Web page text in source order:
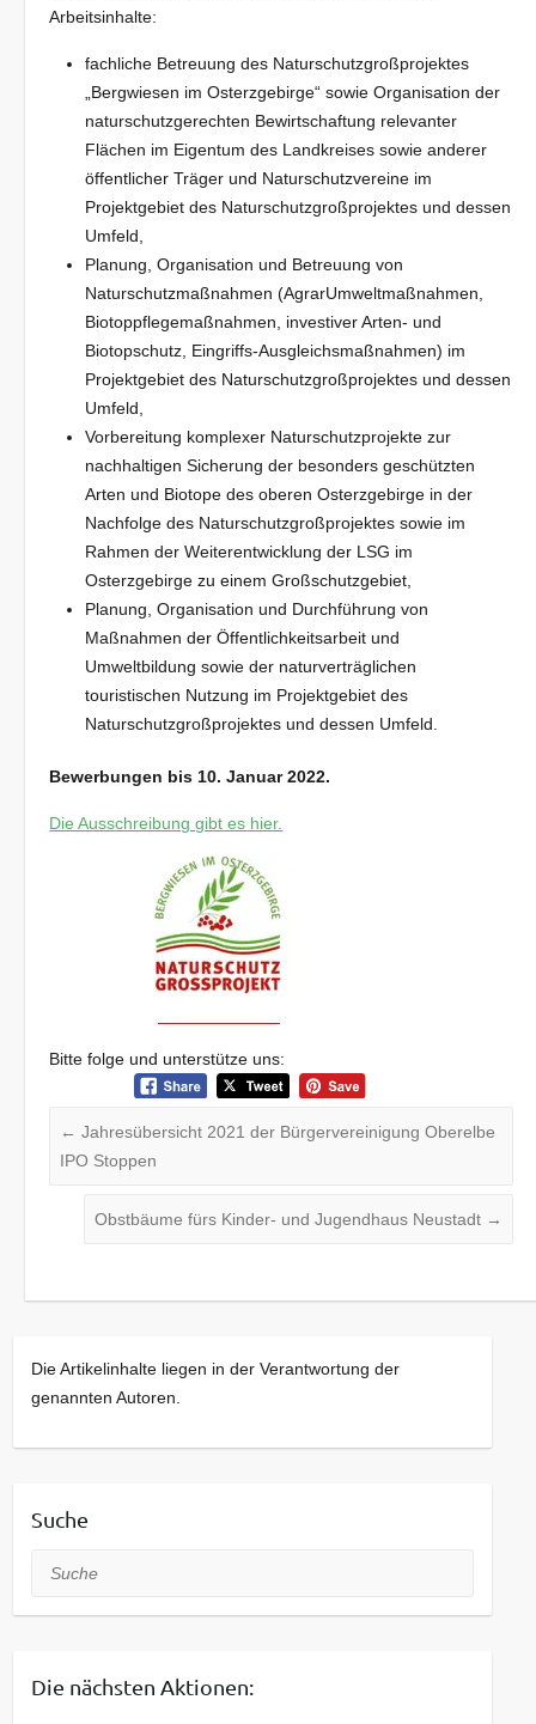
Arbeitsinhalte:
fachliche Betreuung des Naturschutzgroßprojektes
„Bergwiesen im Osterzgebirge“ sowie Organisation der
naturschutzgerechten Bewirtschaftung relevanter
Flächen im Eigentum des Landkreises sowie anderer
öffentlicher Träger und Naturschutzvereine im
Projektgebiet des Naturschutzgroßprojektes und dessen
Umfeld,
Planung, Organisation und Betreuung von
Naturschutzmaßnahmen (AgrarUmweltmaßnahmen,
Biotoppflegemaßnahmen, investiver Arten- und
Biotopschutz, Eingriffs-Ausgleichsmaßnahmen) im
Projektgebiet des Naturschutzgroßprojektes und dessen
Umfeld,
Vorbereitung komplexer Naturschutzprojekte zur
nachhaltigen Sicherung der besonders geschützten
Arten und Biotope des oberen Osterzgebirge in der
Nachfolge des Naturschutzgroßprojektes sowie im
Rahmen der Weiterentwicklung der LSG im
Osterzgebirge zu einem Großschutzgebiet,
Planung, Organisation und Durchführung von
Maßnahmen der Öffentlichkeitsarbeit und
Umweltbildung sowie der naturverträglichen
touristischen Nutzung im Projektgebiet des
Naturschutzgroßprojektes und dessen Umfeld.
Bewerbungen bis 10. Januar 2022.
Die Ausschreibung gibt es hier.
Bitte folge und unterstütze uns:
← Jahresübersicht 2021 der Bürgervereinigung Oberelbe
IPO Stoppen
Obstbäume fürs Kinder- und Jugendhaus Neustadt →
Die Artikelinhalte liegen in der Verantwortung der
genannten Autoren.
Suche
Suche
Die nächsten Aktionen: